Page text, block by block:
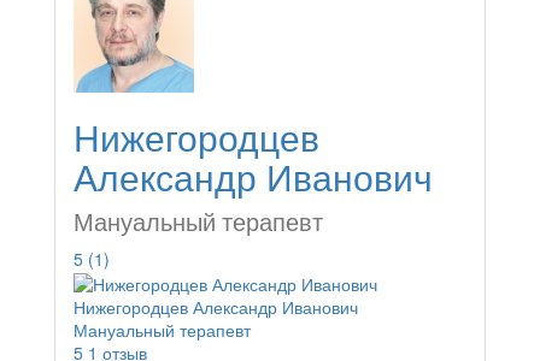
Нижегородцев
Александр Иванович
Мануальный терапевт
5 (1)
Нижегородцев Александр Иванович
Мануальный терапевт
5 1 отзыв